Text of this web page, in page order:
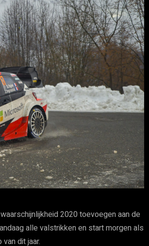
2020 toevoegen aan de
alle valstrikken en start morgen als
dit jaar.